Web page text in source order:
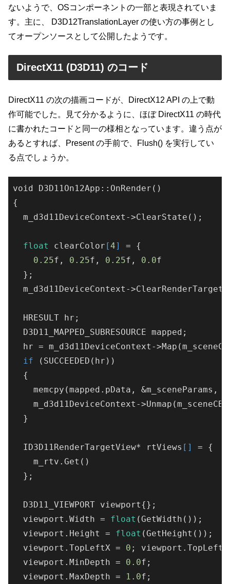
ないようで、OSコンポーネントの一部と表現されていま
す。主に、 D3D12TranslationLayer の使い方の事例とし
てオープンソースとして公開したようです。
DirectX11 (D3D11) のコード
DirectX11 の次の描画コードが、DirectX12 API の上で動
作可能でした。見て分かるように、ほぼ DirectX11 の時代
に書かれたコードと同一の様相となっています。違う点が
あるとすれば、Present の手前で、Flush() を実行してい
る点でしょうか。
void D3D11On12App:: OnRender()
{
  m_d3d11DeviceContext->
ClearState() ;
float clearColor [4]
= {
0.25f, 0.25f, 0.25f, 0.0f
  };
  m_d3d11DeviceContext->
  HRESULT hr;
  D3D11_MAPPED_SUBRESOURCE mapped;
  hr = m_d3d11DeviceContext->
Map(m_sceneCB
if ( SUCCEEDED( hr ) )
  {
memcpy(mapped.pData, &m_sceneParams,
    m_d3d11DeviceContext->
Unmap(m_sceneCB
  }
  ID3D11RenderTargetView* rtViews
[]
= {
    m_rtv.
Get()
  };
  D3D11_VIEWPORT viewport{};
  viewport.Width =
float (GetWidth() );
  viewport.Height =
float (GetHeight() );
  viewport.TopLeftX =
0 ;
  viewport.MinDepth =
0.0f;
  viewport.MaxDepth =
1.0f;